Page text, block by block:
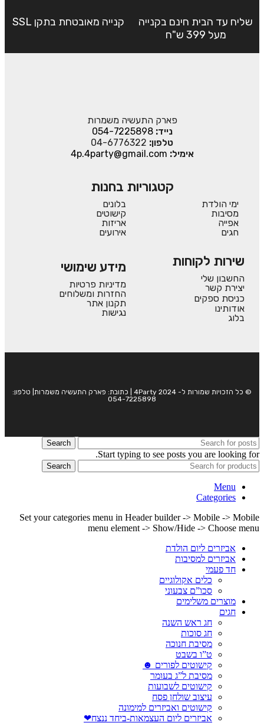
שליח עד הבית חינם בקנייה
מעל 399 ש"ח
קנייה מאובטחת בתקן SSL
פארק התעשיה משמרות
נייד:054-7225898
טלפון: 04-6776322
אימיל: 4p.4party@gmail.com
קטגוריות בחנות
ימי הולדת
מסיבות
אפייה
חגים
בלונים
קישוטים
אריזות
אירועים
שירות לקוחות
החשבון שלי
יצירת קשר
כניסת ספקים
אודותינו
בלוג
מידע שימושי
מדיניות פרטיות
החזרות ומשלוחים
תקנון אתר
נגישות
© כל הזכויות שמורות ל- 4Party 2024 | כתובת: פארק התעשיה משמרות| טלפון:
054-7225898
Search
Start typing to see posts you are looking for.
Search
Menu
Categories
Set your categories menu in Header builder -> Mobile -> Mobile
menu element -> Show/Hide -> Choose menu
אביזרים ליום הולדת
אביזרים למסיבות
חד פעמי
כלים אקולוגיים
סכו”ם צבעוני
מוצרים משלימים
חגים
חג ראש השנה
חג סוכות
מסיבת חנוכה
ט”ו בשבט
קישוטים לפורים ☻
מסיבת ל”ג בעומר
קישוטים לשבועות
עיצוב שולחן פסח
קישוטים ואביזרים למימונה
אביזרים ליום העצמאות-ביחד ננצח❤